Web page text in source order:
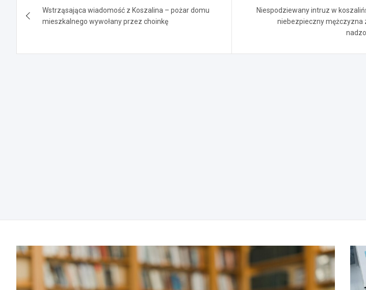
wpisu
Wstrząsająca wiadomość z Koszalina – pożar domu
mieszkalnego wywołany przez choinkę
Niespodziewany intruz w
niebezpieczny mężczyzna